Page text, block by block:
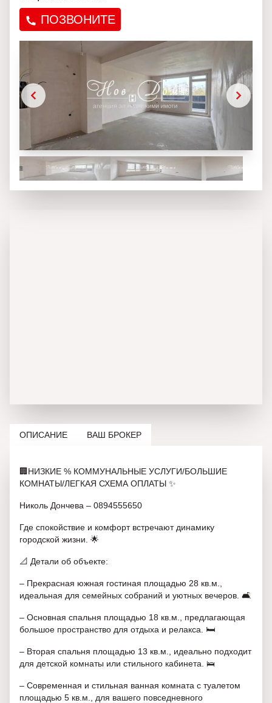
ПОЗВОНИТЕ
ОПИСАНИЕ ВАШ БРОКЕР
🏢НИЗКИЕ % КОММУНАЛЬНЫЕ УСЛУГИ/БОЛЬШИЕ
КОМНАТЫ/ЛЕГКАЯ СХЕМА ОПЛАТЫ ✨
Николь Дончева – 0894555650
Где спокойствие и комфорт встречают динамику
городской жизни. 🌟
📐 Детали об объекте:
– Прекрасная южная гостиная площадью 28 кв.м.,
идеальная для семейных собраний и уютных вечеров. 🛋️
– Основная спальня площадью 18 кв.м., предлагающая
большое пространство для отдыха и релакса. 🛏️
– Вторая спальня площадью 13 кв.м., идеально подходит
для детской комнаты или стильного кабинета. 🛌
– Современная и стильная ванная комната с туалетом
площадью 5 кв.м., для вашего повседневного